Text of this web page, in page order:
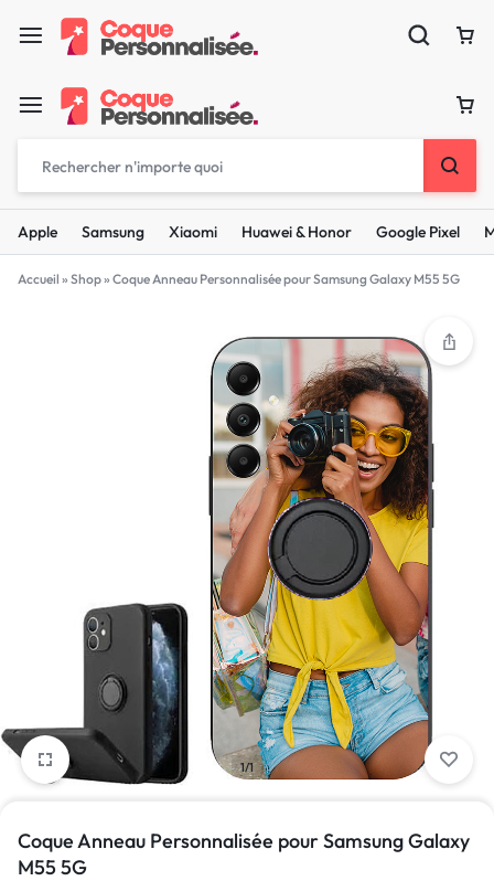
Apple Samsung Xiaomi Huawei & Honor Google Pixel
Accueil » Shop» Coque Anneau Personnalisée pour Samsung Galaxy M55 5G
1/1
Coque Anneau Personnalisée pour Samsung Galaxy
M55 5G